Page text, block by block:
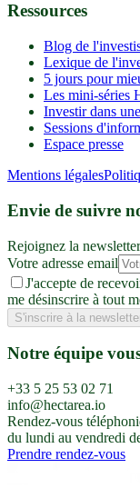
Ressources
Blog de
Lexique de
5 jours pour
Les mini-séries
Investir dans
Sessions
Espace presse
Mentions légales
Envie de suivre
Rejoignez la newsletter
Votre adresse email
J'accepte de
me désinscrire à tout
S'inscrire à la
Notre équipe
+33 5 25 53 02 71
info@hectarea.io
Rendez-vous
du lundi au vendredi
Prendre rendez-vous